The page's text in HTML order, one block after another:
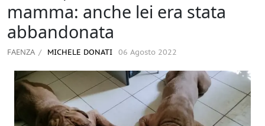
mamma: anche lei era stata
abbandonata
FAENZA MICHELE DONATI 06 Agosto 2022